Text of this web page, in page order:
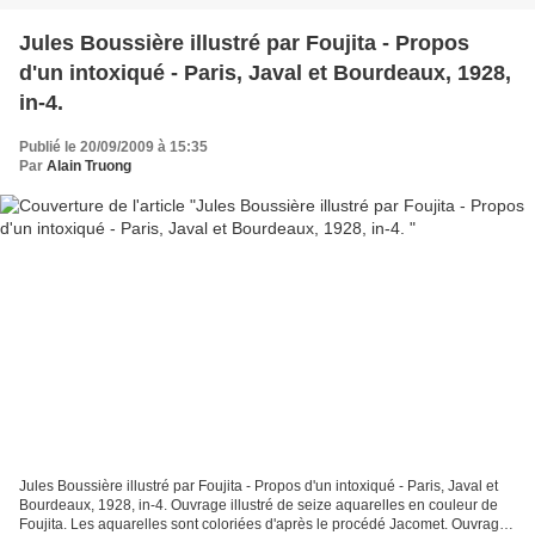
Jules Boussière illustré par Foujita - Propos
d'un intoxiqué - Paris, Javal et Bourdeaux, 1928,
in-4.
Publié le 20/09/2009 à 15:35
Par Alain Truong
Jules Boussière illustré par Foujita - Propos d'un intoxiqué - Paris, Javal et
Bourdeaux, 1928, in-4. Ouvrage illustré de seize aquarelles en couleur de
Foujita. Les aquarelles sont coloriées d'après le procédé Jacomet. Ouvrage